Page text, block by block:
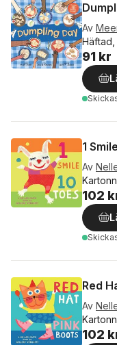
Av
Häftad,
91 kr
1
Av
102
Red
Av
102